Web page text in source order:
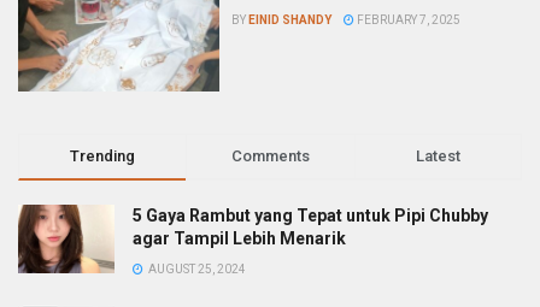
BY EINID SHANDY FEBRUARY 7, 2025
Trending Comments Latest
5 Gaya Rambut yang Tepat untuk Pipi Chubby
agar Tampil Lebih Menarik
AUGUST 25, 2024